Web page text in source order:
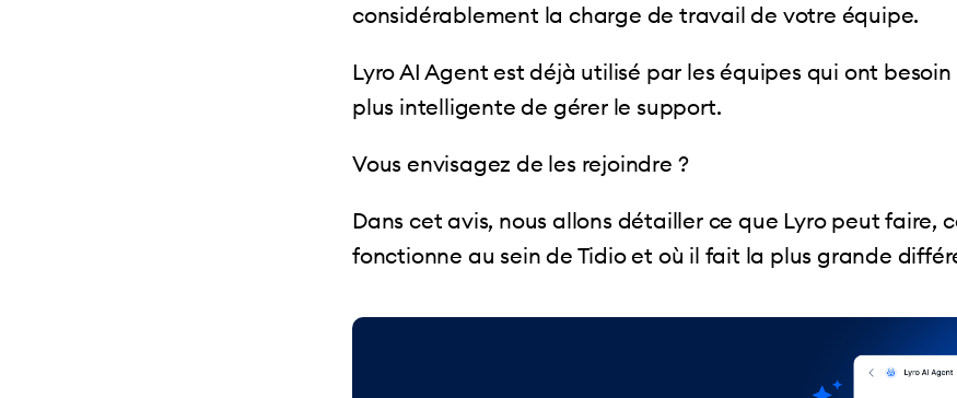
considérablement la charge de travail de votre équipe.
Lyro AI Agent est déjà utilisé par les équipes qui ont besoin
plus intelligente de gérer le support.
Vous envisagez de les rejoindre ?
Dans cet avis, nous allons détailler ce que Lyro peut faire,
fonctionne au sein de Tidio et où il fait la plus grande